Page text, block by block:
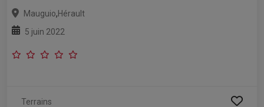
Mauguio,Hérault
5 juin 2022
Terrains